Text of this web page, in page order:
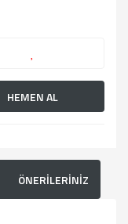
HEMEN AL
ÖNERİLERİNİZ